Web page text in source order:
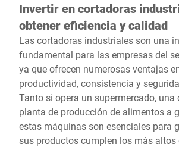
Invertir en cortadoras
obtener eficiencia y calidad
Las cortadoras industriales son una
fundamental para las empresas del
ya que ofrecen numerosas ventajas
productividad, consistencia y
Tanto si opera un supermercado, una
planta de producción de alimentos a
estas máquinas son esenciales para
sus productos cumplen los más altos